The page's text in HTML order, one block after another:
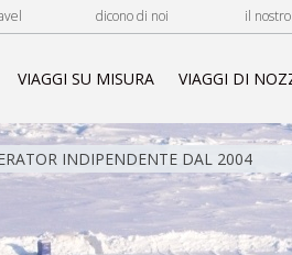
dicono di noi il
VIAGGI SU MISURA VIAGGI DI
INDIPENDENTE DAL 2004